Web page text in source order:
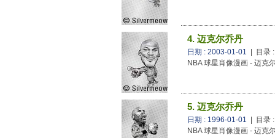
4. 迈克尔乔丹
日期 : 2003-01-01 | 目录
NBA 球星肖像漫画 - 迈克
5. 迈克尔乔丹
日期 : 1996-01-01 | 目录
NBA 球星肖像漫画 - 迈克